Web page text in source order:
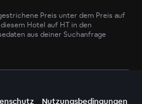
Preis unter dem Preis auf
Hotel auf HT in den
aus deiner Suchanfrage
Nutzungsbedingungen